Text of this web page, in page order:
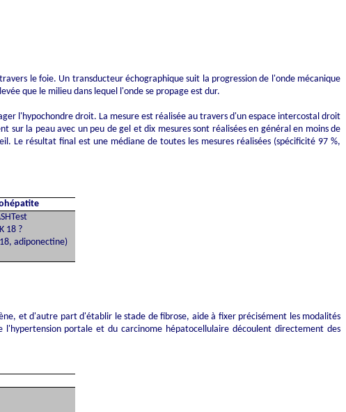
le foie. Un transducteur échographique suit la progression de l'onde mécanique
que le milieu dans lequel l'onde se propage est dur.
l'hypochondre droit. La mesure est réalisée au travers d'un espace intercostal droit
la peau avec un peu de gel et dix mesures sont réalisées en général en moins de
Le résultat final est une médiane de toutes les mesures réalisées (spécificité 97 %,
18 ?
adiponectine)
et d'autre part d'établir le stade de fibrose, aide à fixer précisément les modalités
portale et du carcinome hépatocellulaire découlent directement des